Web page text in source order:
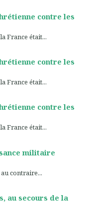
contre les
France était...
contre les
France était...
contre les
France était...
militaire
contraire...
au secours de la